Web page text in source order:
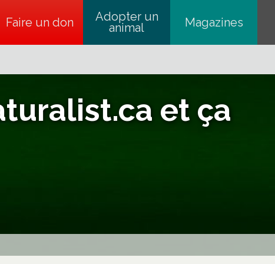
Faire un dons’ouvre dans un nouvel onglet
Adopter un
animal Magazines
et ça